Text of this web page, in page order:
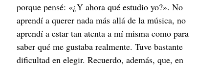
porque pensé: «¿Y ahora qué estudio yo?». No
aprendí a querer nada más allá de la música, no
aprendí a estar tan atenta a mí misma como para
saber qué me gustaba realmente. Tuve bastante
dificultad en elegir. Recuerdo, además, que, en